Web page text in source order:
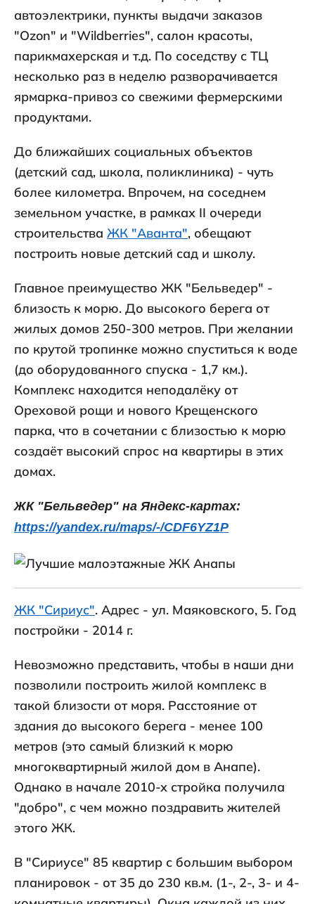
автоэлектрики, пункты выдачи заказов
"Ozon" и "Wildberries", салон красоты,
парикмахерская и т.д. По соседству с ТЦ
несколько раз в неделю разворачивается
ярмарка-привоз со свежими фермерскими
продуктами.
До ближайших социальных объектов
(детский сад, школа, поликлиника) - чуть
более километра. Впрочем, на соседнем
земельном участке, в рамках II очереди
строительства ЖК "Аванта", обещают
построить новые детский сад и школу.
Главное преимущество ЖК "Бельведер" -
близость к морю. До высокого берега от
жилых домов 250-300 метров. При желании
по крутой тропинке можно спуститься к воде
(до оборудованного спуска - 1,7 км.).
Комплекс находится неподалёку от
Ореховой рощи и нового Крещенского
парка, что в сочетании с близостью к морю
создаёт высокий спрос на квартиры в этих
домах.
ЖК "Бельведер" на Яндекс-картах:
https://yandex.ru/maps/-/CDF6YZ1P
ЖК "Сириус". Адрес - ул. Маяковского, 5. Год
постройки - 2014 г.
Невозможно представить, чтобы в наши дни
позволили построить жилой комплекс в
такой близости от моря. Расстояние от
здания до высокого берега - менее 100
метров (это самый близкий к морю
многоквартирный жилой дом в Анапе).
Однако в начале 2010-х стройка получила
"добро", с чем можно поздравить жителей
этого ЖК.
В "Сириусе" 85 квартир с большим выбором
планировок - от 35 до 230 кв.м. (1-, 2-, 3- и 4-